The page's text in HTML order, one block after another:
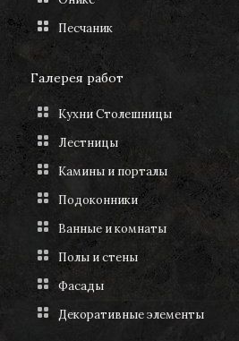
Песчаник
Галерея работ
Кухни Столешницы
Лестницы
Камины и порталы
Подоконники
Ванные и комнаты
Полы и стены
Фасады
Декоративные элементы